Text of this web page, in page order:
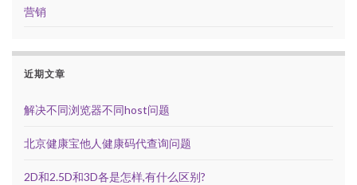
营销
近期文章
解决不同浏览器不同host问题
北京健康宝他人健康码代查询问题
2D和2.5D和3D各是怎样,有什么区别?